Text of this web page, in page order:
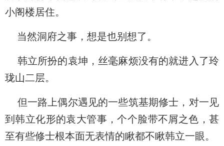
小阁楼居住。
当然洞府之事，想是也别想了。
韩立所扮的袁坤，丝毫麻烦没有的就进入了玲
珑山二层。
但一路上偶尔遇见的一些筑基期修士，对一见
到韩立化形的袁大管事，个个脸带不屑之色，甚
至有些修士根本面无表情的瞅都不瞅韩立一眼。